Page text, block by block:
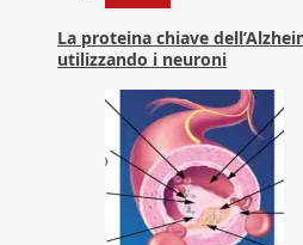
La proteina chiave
utilizzando i neuroni